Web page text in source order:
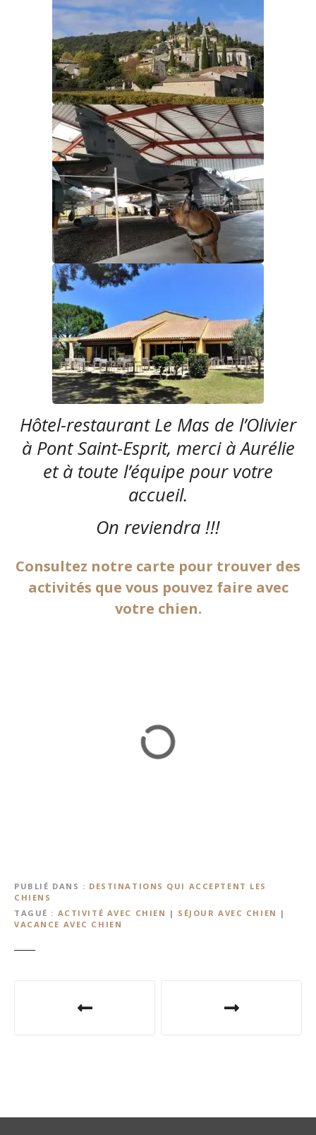
Hôtel-restaurant Le Mas de l’Olivier
à Pont Saint-Esprit, merci à Aurélie
et à toute l’équipe pour votre
accueil.
On reviendra !!!
Consultez notre carte pour trouver des
activités que vous pouvez faire avec
votre chien.
PUBLIÉ DANS
DESTINATIONS QUI ACCEPTENT LES
CHIENS
TAGUÉ
ACTIVITÉ AVEC CHIEN | SÉJOUR AVEC CHIEN |
VACANCE AVEC CHIEN